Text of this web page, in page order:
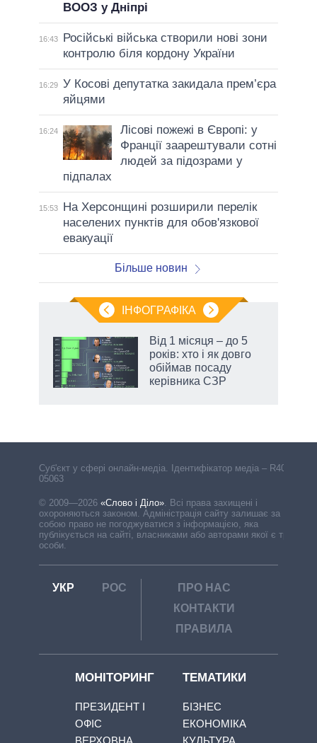
ВООЗ у Дніпрі
16:43
Російські війська створили нові зони
контролю біля кордону України
16:29 У Косові депутатка закидала прем’єра
яйцями
16:24
Лісові пожежі в Європі: у
Франції заарештували сотні
людей за підозрами у
підпалах
15:53
На Херсонщині розширили перелік
населених пунктів для обов'язкової
евакуації
Більше новин
ІНФОГРАФІКА
Від 1 місяця – до 5
років: хто і як довго
обіймав посаду
керівника СЗР
Cуб'єкт у сфері онлайн-медіа. Ідентифікатор медіа – R40-
05063
© 2009—2026 «Слово і Діло». Всі права захищені і
охороняються законом. Адміністрація сайту залишає за
собою право не погоджуватися з інформацією, яка
публікується на сайті, власниками або авторами якої є треті
особи.
УКР РОС
ПРО НАС
КОНТАКТИ
ПРАВИЛА
МОНІТОРИНГ
ПРЕЗИДЕНТ І
ОФІС
ТЕМАТИКИ
БІЗНЕС
ЕКОНОМІКА